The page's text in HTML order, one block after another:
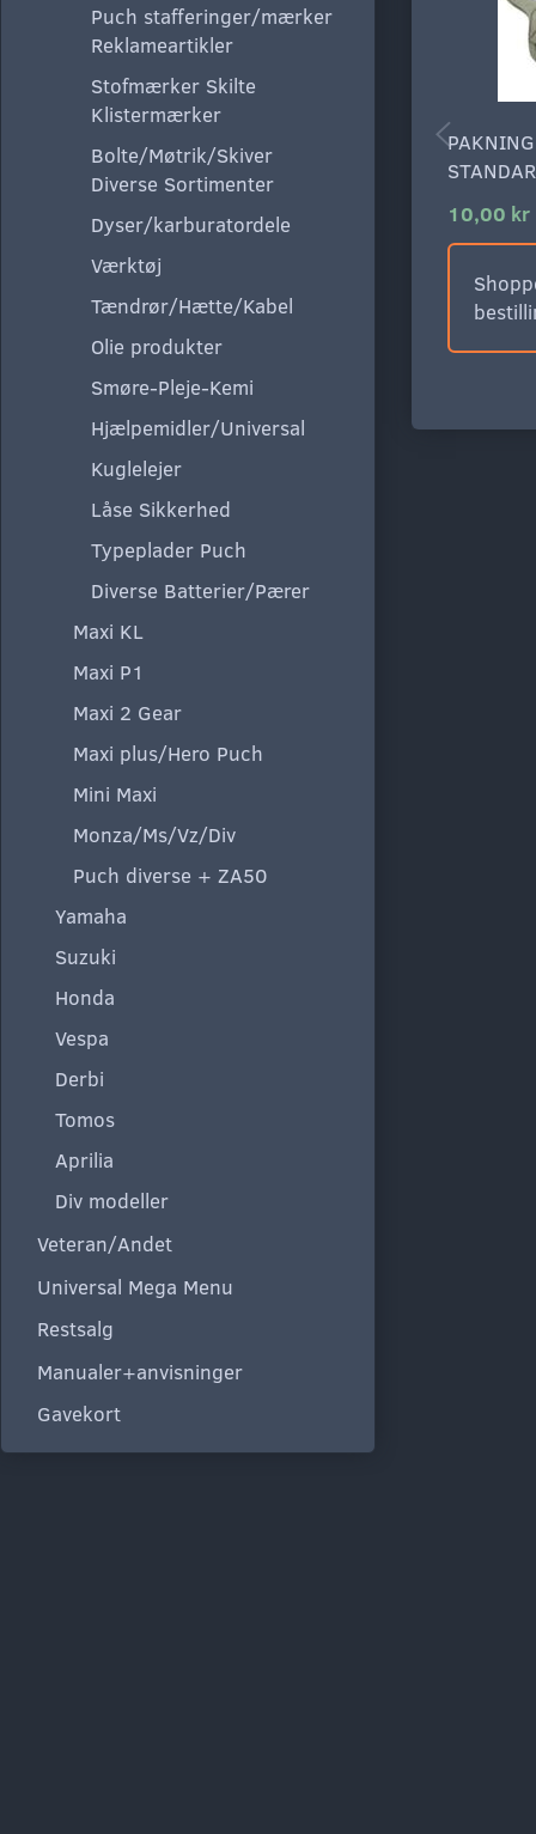
Puch stafferinger/mærker
Reklameartikler
Stofmærker Skilte
Klistermærker
Bolte/Møtrik/Skiver
Diverse Sortimenter
Dyser/karburatordele
Værktøj
Tændrør/Hætte/Kabel
Olie produkter
Smøre-Pleje-Kemi
Hjælpemidler/Universal
Kuglelejer
Låse Sikkerhed
Typeplader Puch
Diverse Batterier/Pærer
Maxi KL
Maxi P1
Maxi 2 Gear
Maxi plus/Hero Puch
Mini Maxi
Monza/Ms/Vz/Div
Puch diverse + ZA50
Yamaha
Suzuki
Honda
Vespa
Derbi
Tomos
Aprilia
Div modeller
Veteran/Andet
Universal Mega Menu
Restsalg
Manualer+anvisninger
Gavekort
10,00 kr